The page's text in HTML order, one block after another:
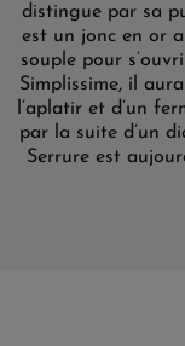
distingue par sa
est un jonc en or
souple pour
Simplissime, il
l’aplatir et d’un
par la suite d’un
Serrure est